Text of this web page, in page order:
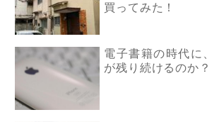
買ってみた！
電子書籍の時代に
が残り続けるのか？